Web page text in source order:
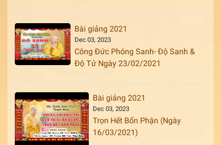
Bài giảng 2021
Dec 03, 2023
Công Đức Phóng Sanh- Độ Sanh &
Độ Tử Ngày 23/02/2021
Bài giảng 2021
Dec 03, 2023
Trọn Hết Bổn Phận (Ngày
16/03/2021)